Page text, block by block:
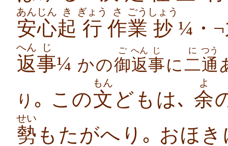
安心
あんじん
起
き
行
ぎょう
作
さ
業
ごう
抄
しょう
¼・¬
返
へん
事
じ
¼ かの御
ご
返
へん
事
じ
に二
に
通
つう
り ｡ この文
もん
どもは､ 余
よ
勢
せい
もたがへり｡ おほ